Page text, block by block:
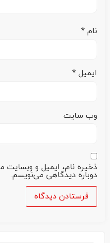
نام *
ایمیل *
وب‌ سایت
ذخیره نام، ایمیل و وبسایت
دوباره دیدگاهی می‌نویسم.